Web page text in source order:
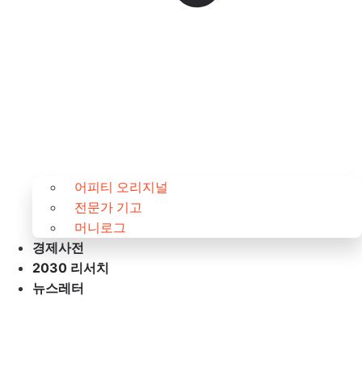
어피티 오리지널
전문가 기고
머니로그
경제사전
2030 리서치
뉴스레터